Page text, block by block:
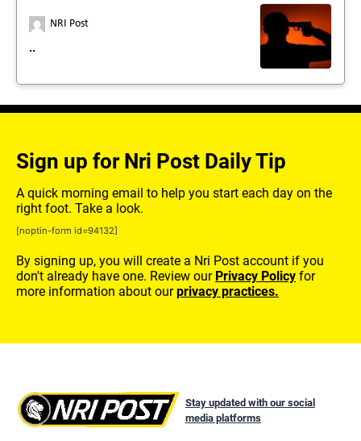
NRI Post
..
Sign up for Nri Post Daily Tip
A quick morning email to help you start each day on the
right foot. Take a look.
[noptin-form id=94132]
By signing up, you will create a Nri Post account if you
don't already have one. Review our Privacy Policy for
more information about ourprivacy practices.
Stay updated with our social
media platforms